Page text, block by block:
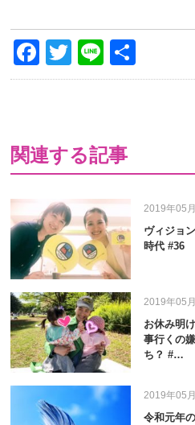
Facebook
Twitter
Line
有
関連する記事
2019年05
ヴィジョ
時代 #36
2019年05
お休み明
事行くの
ち？ #…
2019年05
令和元年